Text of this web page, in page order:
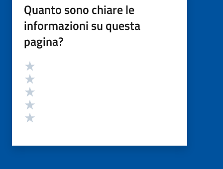
Quanto sono chiare le
informazioni su questa
pagina?
Valutazione